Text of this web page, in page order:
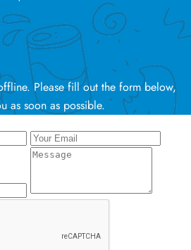
Please fill out the form below,
as soon as possible.